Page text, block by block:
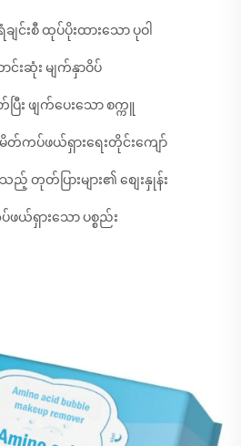
င်းစီ ထုပ်ပိုးထားသော ပုဝါ
းဆုံး မျက်နှာဝိပ်
ဖျက်ပေးသော စက္ကူ
တ်ကပ်ဖယ်ရှားရေးတိုင်းကျော်
တ်ပြားများ၏ စျေးနှုန်း
ယ်ရှားသော ပစ္စည်း